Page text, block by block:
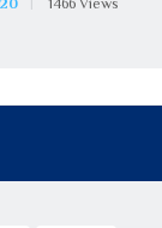
1466 Views